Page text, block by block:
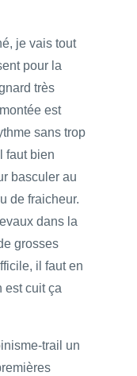
je vais tout
pour la
très
est
sans trop
faut bien
basculer au
de fraicheur.
dans la
grosses
il faut en
est cuit ça
trail un